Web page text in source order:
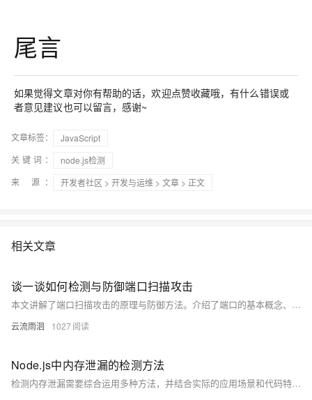
尾言
如果觉得文章对你有帮助的话，欢迎点赞收藏哦，有什么错误或
者意见建议也可以留言，感谢~
文章标签：
JavaScript
关键词：
node.js检测
来 源：
开发者社区 > 开发与运维 > 文章 > 正文
相关文章
谈一谈如何检测与防御端口扫描攻击
本文讲解了端口扫描攻击的原理与防御方法。介绍了端口的基本概念、扫描攻击的常见手段及其检测方法，并提供了从基础到高级的三层防御策略，帮助企业与个人有效防范端口扫描带来的安全威胁。
云流雨洄 1027
Node.js中内存泄漏的检测方法
检测内存泄漏需要综合运用多种方法，并结合实际的应用场景和代码特点进行分析。及时发现和解决内存泄漏问题，可以提高应用的稳定性和性能，避免潜在的风险和故障。同时，不断学习和掌握内存管理的知识，也是有效预防内存泄漏的重要途径。